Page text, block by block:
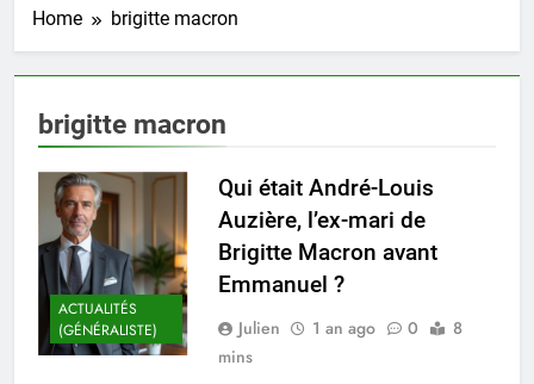
Home brigitte macron
brigitte macron
ACTUALITÉS
(GÉNÉRALISTE)
Qui était André-Louis
Auzière, l’ex-mari de
Brigitte Macron avant
Emmanuel ?
Julien 1 an ago 0
8
mins